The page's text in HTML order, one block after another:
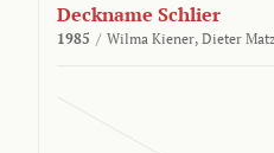
Deckname Schlier
1985 / Wilma Kiener, Dieter